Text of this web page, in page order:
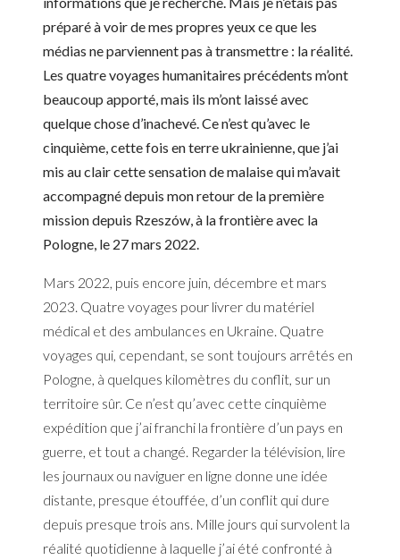
préparé à voir de mes propres yeux ce que les
médias ne parviennent pas à transmettre : la réalité.
Les quatre voyages humanitaires précédents m’ont
beaucoup apporté, mais ils m’ont laissé avec
quelque chose d’inachevé. Ce n’est qu’avec le
cinquième, cette fois en terre ukrainienne, que j’ai
mis au clair cette sensation de malaise qui m’avait
accompagné depuis mon retour de la première
mission depuis Rzeszów, à la frontière avec la
Pologne, le 27 mars 2022.
Mars 2022, puis encore juin, décembre et mars
2023. Quatre voyages pour livrer du matériel
médical et des ambulances en Ukraine. Quatre
voyages qui, cependant, se sont toujours arrêtés en
Pologne, à quelques kilomètres du conflit, sur un
territoire sûr. Ce n’est qu’avec cette cinquième
expédition que j’ai franchi la frontière d’un pays en
guerre, et tout a changé. Regarder la télévision, lire
les journaux ou naviguer en ligne donne une idée
distante, presque étouffée, d’un conflit qui dure
depuis presque trois ans. Mille jours qui survolent la
réalité quotidienne à laquelle j’ai été confronté à